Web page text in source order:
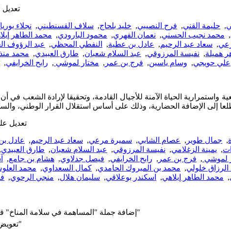
, حليمة القني, فرح النصيبي, خليد بلحاج, سلاف القسنطيني, نجلاء
, محمد نجيب الحسني, نعمان الفهري, محمود البارودي, محمد الطاهر
, سعاد عبد الرحيم, عادل بن عطية, النفطي المحظي, عبد الرؤوف
هميلة, نفيسة المرزوقي, عبد السلام شعبان, طارق العبيدي, محمد
علي حويجي, وسام ياسين, فرج بن عمر , مختار لموشي , رابح الخرايفي,
واستمرارية الحياة الآمنة للأجيال القادمة، وتحقيقا لإرادة الشعب في
تعديل
, جمال طوير , عصام الشابي, سميرة مرعي, سعاد عبد الرحيم, عادل
, يمينة الزغلامي, نفيسة المرزوقي, عبد السلام شعبان, طارق العبيدي
لموشي , فرج بن عمر , رابح الخرايفي, فيصل جدلاوي, هشام بن جامع,
الرزاق خلولي, محمد بن المبروك الحامدي, كمال السعداوي, محمد
, محمد الطاهر إيلاهي, اسكندر بوعلاقي, سليمان هلال, منجي الرحوي,
إضافة جملة "المساهمة في سلامة المناخ" قبل "الحقّ في بيئة سليمة"
تعويض "مضمون" بـ"مضمونان"